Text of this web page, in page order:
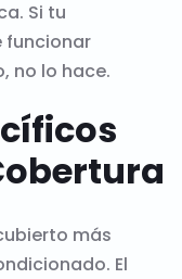
Si tu
funcionar
no lo hace.
más
El